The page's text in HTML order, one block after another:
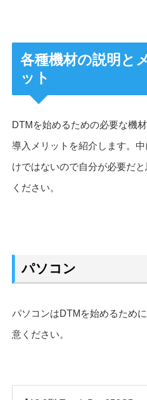
各種機材の説明と
ット
DTMを始めるための必要な機
導入メリットを紹介します。
けではないので自分が必要だ
ください。
パソコン
パソコンはDTMを始めるため
意ください。